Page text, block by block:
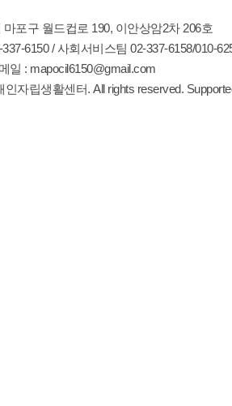
포구 월드컵로 190, 이안상암2차 206호
6150 / 사회서비스팀 02-337-6158/010-
: mapocil6150@gmail.com
자립생활센터. All rights reserved.